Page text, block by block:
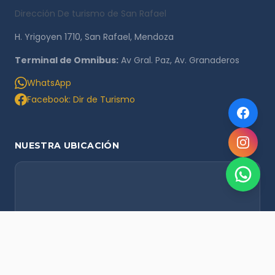
Dirección De turismo de San Rafael
H. Yrigoyen 1710, San Rafael, Mendoza
Terminal de Omnibus: Av Gral. Paz, Av. Granaderos
WhatsApp
Facebook: Dir de Turismo
NUESTRA UBICACIÓN